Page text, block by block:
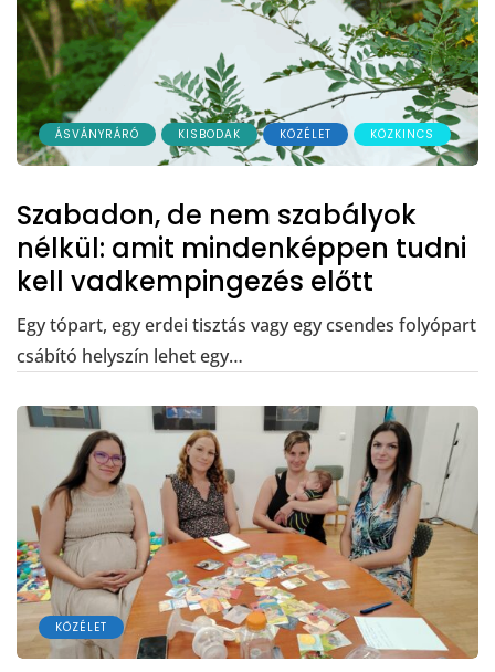
ÁSVÁNYRÁRÓ KISBODAK KÖZÉLET KÖZKINCS
Szabadon, de nem szabályok
nélkül: amit mindenképpen tudni
kell vadkempingezés előtt
Egy tópart, egy erdei tisztás vagy egy csendes folyópart
csábító helyszín lehet egy…
KÖZÉLET